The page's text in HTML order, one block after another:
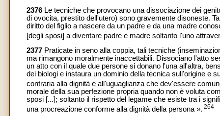
2376 Le tecniche che provocano una dissociazione dei
di ovocita, prestito dell'utero) sono gravemente disoneste.
diritto del figlio a nascere da un padre e da una madre
[degli sposi] a diventare padre e madre soltanto l'uno
2377 Praticate in seno alla coppia, tali tecniche
ma rimangono moralmente inaccettabili. Dissociano l'atto
un atto con il quale due persone si donano l'una all'altra,
dei biologi e instaura un dominio della tecnica sull'origine e
contraria alla dignità e all'uguaglianza che dev'essere
morale della sua perfezione propria quando non è voluta
sposi [...]; soltanto il rispetto del legame che esiste tra i
una procreazione conforme alla dignità della persona ». 264